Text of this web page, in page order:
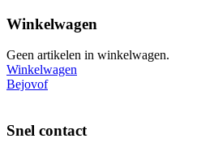
Winkelwagen
Geen artikelen in winkelwagen.
Winkelwagen
Bejovof
Snel contact